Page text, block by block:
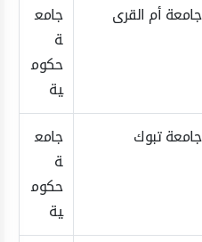
جامعة أم القرى
جامع
ة
حكوم
ية
جامعة تبوك
جامع
ة
حكوم
ية